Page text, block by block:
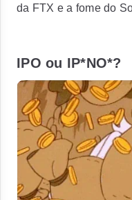
da FTX e a fome do
IPO ou IP*NO*?